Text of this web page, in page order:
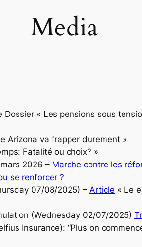
Media
« Les pensions sous
Arizona va frapper durement »
Fatalité ou choix? »
2026 – Marche contre les
se renforcer ?
07/08/2025) – Article « Le
(Wednesday 02/07/2025)
Insurance): “Plus on